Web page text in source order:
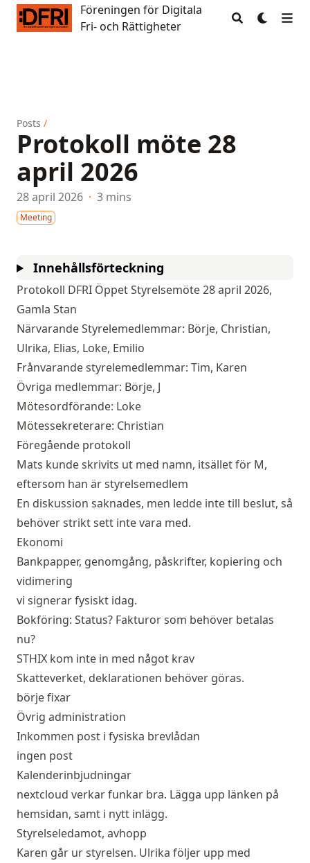
Föreningen för Digitala Fri- och Rättigheter
Föreningen för Digitala
Fri- och Rättigheter
Posts /
Protokoll möte 28
april 2026
28 april 2026 · 3 mins
Meeting
Innehållsförteckning
Protokoll DFRI Öppet Styrelsemöte 28 april 2026,
Gamla Stan
Närvarande Styrelemedlemmar: Börje, Christian,
Ulrika, Elias, Loke, Emilio
Frånvarande styrelemedlemmar: Tim, Karen
Övriga medlemmar: Börje, J
Mötesordförande: Loke
Mötessekreterare: Christian
Föregående protokoll
Mats kunde skrivits ut med namn, itsället för M,
eftersom han är styrelsemedlem
En diskussion saknades, men ledde inte till beslut, så
behöver strikt sett inte vara med.
Ekonomi
Bankpapper, genomgång, påskrifter, kopiering och
vidimering
vi signerar fysiskt idag.
Bokföring: Status? Fakturor som behöver betalas
nu?
STHIX kom inte in med något krav
Skatteverket, deklarationen behöver göras.
börje fixar
Övrig administration
Inkommen post i fysiska brevlådan
ingen post
Kalenderinbjudningar
nextcloud verkar funkar bra. Lägga upp länken på
hemsidan, samt i nytt inlägg.
Styrelseledamot, avhopp
Karen går ur styrelsen. Ulrika följer upp med